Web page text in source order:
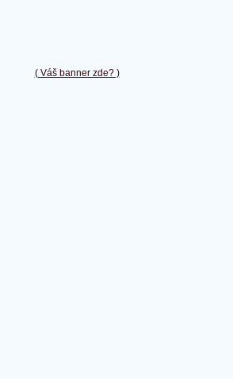
( Váš banner zde? )